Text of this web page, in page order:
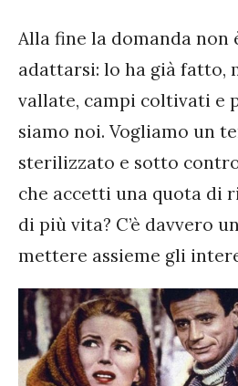
Alla fine la domanda non
adattarsi: lo ha già fatto,
vallate, campi coltivati e
siamo noi. Vogliamo un
sterilizzato e sotto
che accetti una quota di
di più vita? C’è davvero
mettere assieme gli